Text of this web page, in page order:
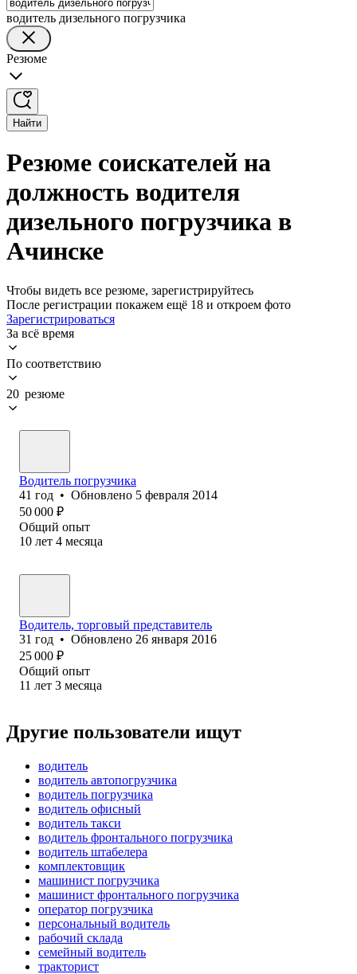
водитель дизельного погрузчика
Резюме
Найти
Резюме соискателей на
должность водителя
дизельного погрузчика в
Ачинске
Чтобы видеть все резюме, зарегистрируйтесь
После регистрации покажем ещё 18 и откроем фото
Зарегистрироваться
За всё время
По соответствию
20 резюме
Водитель погрузчика
41 год • Обновлено 5 февраля 2014
50 000 ₽
Общий опыт
10 лет 4 месяца
Водитель, торговый представитель
31 год • Обновлено 26 января 2016
25 000 ₽
Общий опыт
11 лет 3 месяца
Другие пользователи ищут
водитель
водитель автопогрузчика
водитель погрузчика
водитель офисный
водитель такси
водитель фронтального погрузчика
водитель штабелера
комплектовщик
машинист погрузчика
машинист фронтального погрузчика
оператор погрузчика
персональный водитель
рабочий склада
семейный водитель
тракторист